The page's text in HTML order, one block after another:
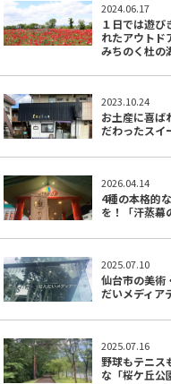
2024.06.17
１日では遊び
れたアウトド
みちのく杜の
2023.10.24
お土産に喜ば
だわったスイ
2026.04.14
4種の本格的
を！「汗蒸幕
2025.07.10
仙台市の美術
だいメディア
2025.07.16
野球もテニス
な「桜ケ丘公